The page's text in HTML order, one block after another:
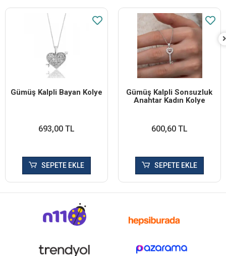
Gümüş Kalpli Bayan Kolye
693,00 TL
SEPETE EKLE
Gümüş Kalpli Sonsuzluk
Anahtar Kadın Kolye
600,60 TL
SEPETE EKLE